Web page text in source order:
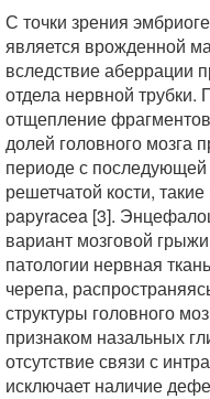
С точки зрения
является врожденной
вследствие аберрации
отдела нервной
отщепление
долей головного мозга
периоде с последующей
решетчатой кости,
papyracea [3].
вариант мозговой
патологии нервная
черепа,
структуры головного
признаком назальных
отсутствие связи с
исключает наличие